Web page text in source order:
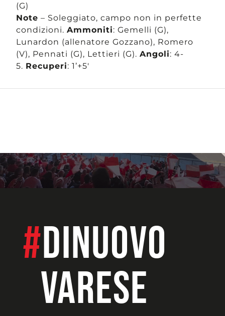
(G)
Note – Soleggiato, campo non in perfette
condizioni. Ammoniti: Gemelli (G),
Lunardon (allenatore Gozzano), Romero
(V), Pennati (G), Lettieri (G). Angoli: 4-
5. Recuperi: 1’+5′
#dinuovo
VARESE